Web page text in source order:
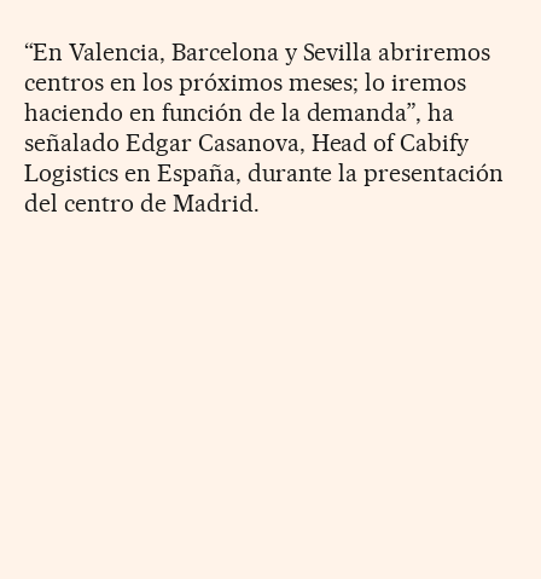
“En Valencia, Barcelona y Sevilla abriremos
centros en los próximos meses; lo iremos
haciendo en función de la demanda”, ha
señalado Edgar Casanova, Head of Cabify
Logistics en España, durante la presentación
del centro de Madrid.